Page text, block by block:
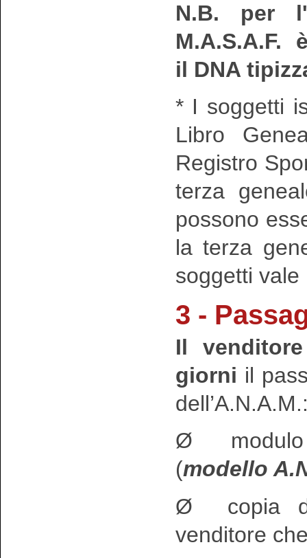
N.B.
per
M.A.S.A.F.
il DNA
* I soggetti
Libro
Registro
terza
possono
la terza
soggetti vale
3 -
Il venditore
giorni il
Ø modulo
(modello
Ø copia
venditore